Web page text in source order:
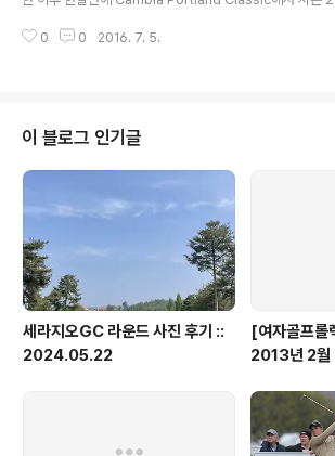
연속 우승을 했습니다. 세계랭킹 1위 리디아고는 대회 출전
와 양희영이 자리 바꿈을 하며 각각 8, 9위에 랭크 되었습니
한국 선수는 박인비(3), 김세영(5), 전인지(6), 양희영(9)..
0 0 2016. 7. 5.
이 블로그 인기글
세라지오GC 라운드 사진 후기 ::
2024.05.22
[여자골프롤
2013년 2월